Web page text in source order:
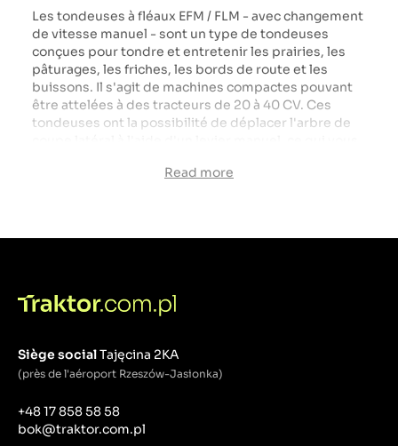
Les tondeuses à fléaux EFM / FLM - avec changement
de vitesse manuel - sont un type de tondeuses
conçues pour tondre et entretenir les prairies, les
pâturages, les friches, les bords de route et les
buissons. Il s'agit de machines compactes pouvant
être attelées à des tracteurs de 20 à 40 CV. Ces
tondeuses ont la possibilité de déplacer l'arbre de
du terrain. Les débroussailleuses à fléaux EFM / FLM
Read more
Siège socialTajęcina 2KA
(près de l'aéroport Rzeszów-Jasionka)
+48 17 858 58 58
bok@traktor.com.pl